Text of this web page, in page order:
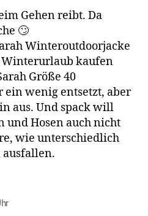
Gehen reibt. Da
🙄
Winteroutdoorjacke
kaufen
Größe 40
ein wenig entsetzt, aber
aus. Und spack will
und Hosen auch nicht
wie unterschiedlich